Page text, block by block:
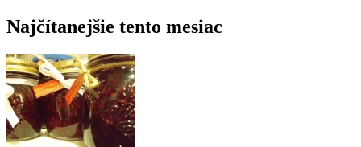
Najčítanejšie tento mesiac